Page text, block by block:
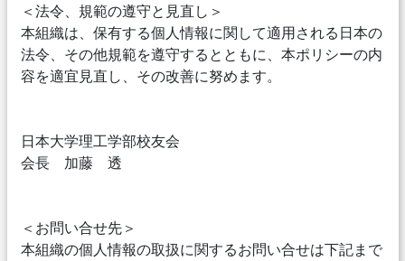
＜法令、規範の遵守と見直し＞
本組織は、保有する個人情報に関して適用される日本の
法令、その他規範を遵守するとともに、本ポリシーの内
容を適宜見直し、その改善に努めます。
日本大学理工学部校友会
会長 加藤 透
＜お問い合せ先＞
本組織の個人情報の取扱に関するお問い合せは下記まで